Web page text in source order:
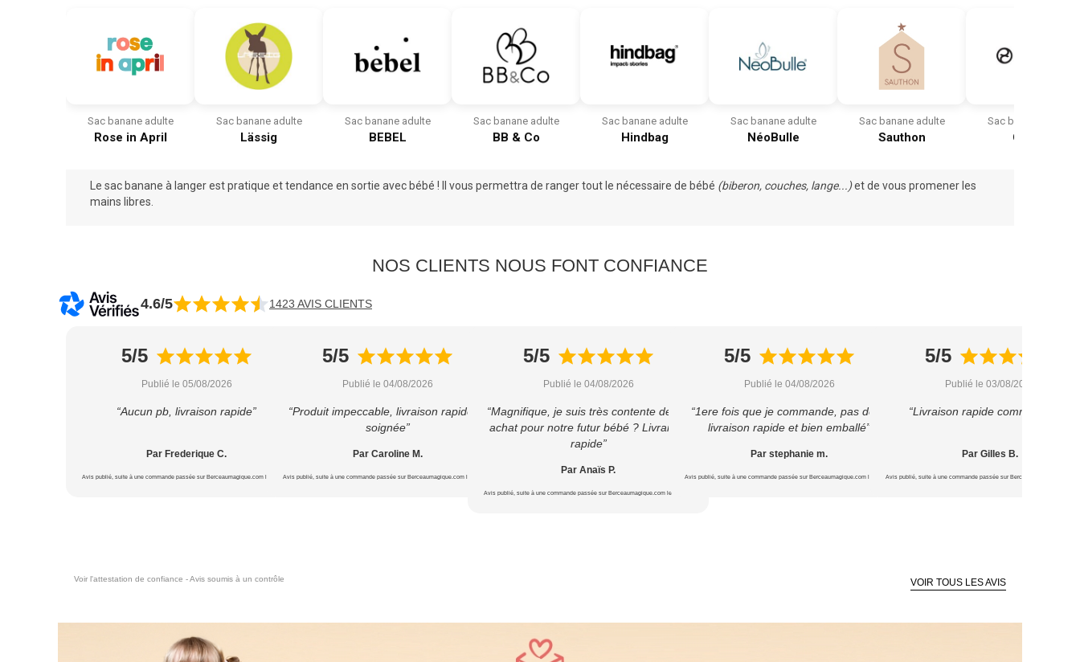
Sac banane adulte
Rose in April
Sac banane adulte
Lässig
Sac banane adulte
BEBEL
Sac banane adulte
BB & Co
Sac banane adulte
Hindbag
Sac banane adulte
NéoBulle
Sac banane adulte
Sauthon
Sac banane adulte
Cybex
Le sac banane à langer est pratique et tendance en sortie avec bébé ! Il vous permettra de ranger tout le nécessaire de bébé (biberon, couches, lange...)et de vous promener les
mains libres.
NOS CLIENTS NOUS FONT CONFIANCE
4.6/5 1423 AVIS CLIENTS
5/5
Publié le 05/08/2026
“Aucun pb, livraison rapide”
Par Frederique C.
Avis publié, suite à une commande passée sur Berceaumagique.com le 20/07/2026
5/5
Publié le 04/08/2026
“Produit impeccable, livraison rapide et
soignée”
Par Caroline M.
Avis publié, suite à une commande passée sur Berceaumagique.com le 22/07/2026
5/5
Publié le 04/08/2026
“Magnifique, je suis très contente de cet
achat pour notre futur bébé ? Livraison
rapide”
Par Anaïs P.
Avis publié, suite à une commande passée sur Berceaumagique.com le 16/07/2026
5/5
Publié le 04/08/2026
“1ere fois que je commande, pas déçu
livraison rapide et bien emballé”
Par stephanie m.
Avis publié, suite à une commande passée sur Berceaumagique.com le 16/07/2026
5/5
Publié le 03/08/2026
“Livraison rapide comme prévu”
Par Gilles B.
Avis publié, suite à une commande passée sur Berceaumagique.com le
Voir l'attestation de confiance - Avis soumis à un contrôle VOIR TOUS LES AVIS